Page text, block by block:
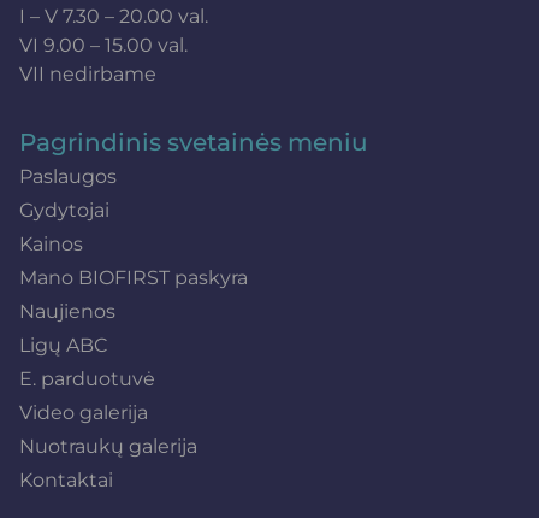
I – V 7.30 – 20.00 val.
VI 9.00 – 15.00 val.
VII nedirbame
Pagrindinis svetainės meniu
Paslaugos
Gydytojai
Kainos
Mano BIOFIRST paskyra
Naujienos
Ligų ABC
E. parduotuvė
Video galerija
Nuotraukų galerija
Kontaktai